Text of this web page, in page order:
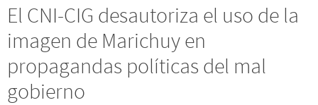
El CNI-CIG desautoriza el uso de la
imagen de Marichuy en
propagandas políticas del mal
gobierno